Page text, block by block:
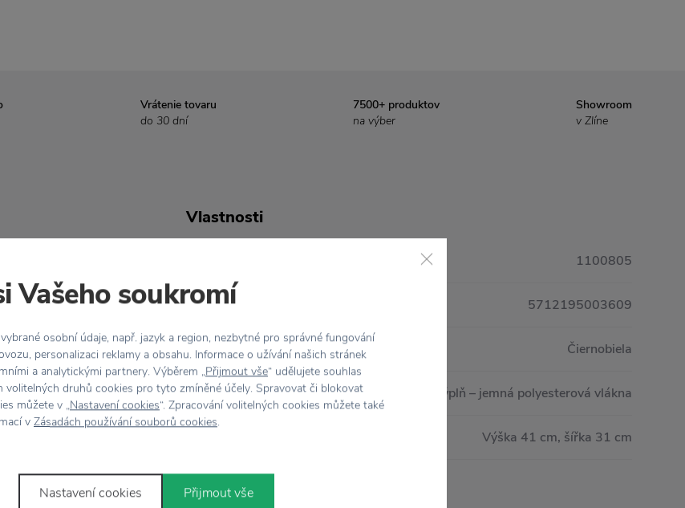
Vrátenie tovaru
do 30 dní
7500+ produktov
na výber
Showroom
v Zlíne
tučniak
s mäkkou
môže slúžiť
dekorácia
Vlastnosti
1100805
EAN 5712195003609
Farba Čiernobiela
Materiál 100 % bavlna / Výplň – jemná polyesterová vlákna
Výška 41 cm, šířka 31 cm
Vašeho soukromí
osobní údaje, např. jazyk a region, nezbytné pro správné fungování
personalizaci reklamy a obsahu. Informace o užívání našich stránek
a analytickými partnery. Výběrem „Přijmout vše“ udělujete souhlas
volitelných druhů cookies pro tyto zmíněné účely. Spravovat či blokovat
můžete v „Nastavení cookies“. Zpracování volitelných cookies můžete také
v Zásadách používání souborů cookies.
Nastavení cookies Přijmout vše